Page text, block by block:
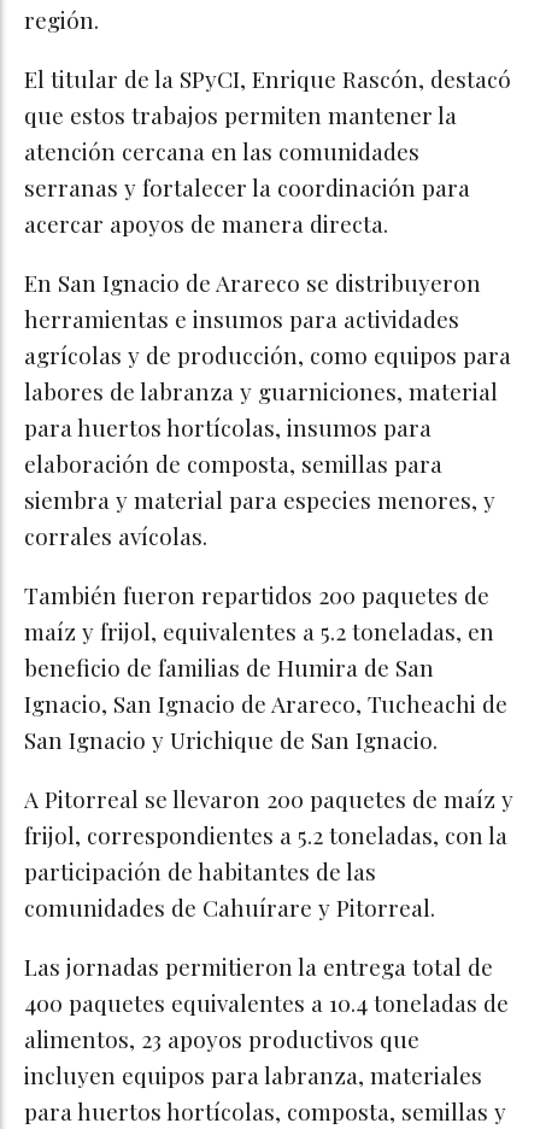
región.
El titular de la SPyCI, Enrique Rascón, destacó
que estos trabajos permiten mantener la
atención cercana en las comunidades
serranas y fortalecer la coordinación para
acercar apoyos de manera directa.
En San Ignacio de Arareco se distribuyeron
herramientas e insumos para actividades
agrícolas y de producción, como equipos para
labores de labranza y guarniciones, material
para huertos hortícolas, insumos para
elaboración de composta, semillas para
siembra y material para especies menores, y
corrales avícolas.
También fueron repartidos 200 paquetes de
maíz y frijol, equivalentes a 5.2 toneladas, en
beneficio de familias de Humira de San
Ignacio, San Ignacio de Arareco, Tucheachi de
San Ignacio y Urichique de San Ignacio.
A Pitorreal se llevaron 200 paquetes de maíz y
frijol, correspondientes a 5.2 toneladas, con la
participación de habitantes de las
comunidades de Cahuírare y Pitorreal.
Las jornadas permitieron la entrega total de
400 paquetes equivalentes a 10.4 toneladas de
alimentos, 23 apoyos productivos que
incluyen equipos para labranza, materiales
para huertos hortícolas, composta, semillas y